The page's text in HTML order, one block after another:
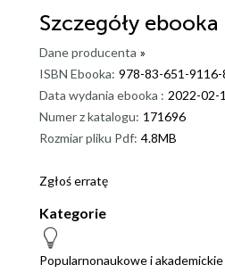
Szczegóły ebooka
Dane producenta »
ISBN Ebooka: 978-83-651-
Data wydania ebooka : 2022-02-
Numer z katalogu: 171696
Rozmiar pliku Pdf: 4.8MB
Zgłoś erratę
Kategorie
Popularnonaukowe i akademickie